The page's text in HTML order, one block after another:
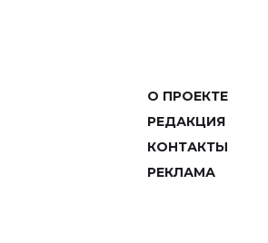
О ПРОЕКТЕ
РЕДАКЦИЯ
КОНТАКТЫ
РЕКЛАМА